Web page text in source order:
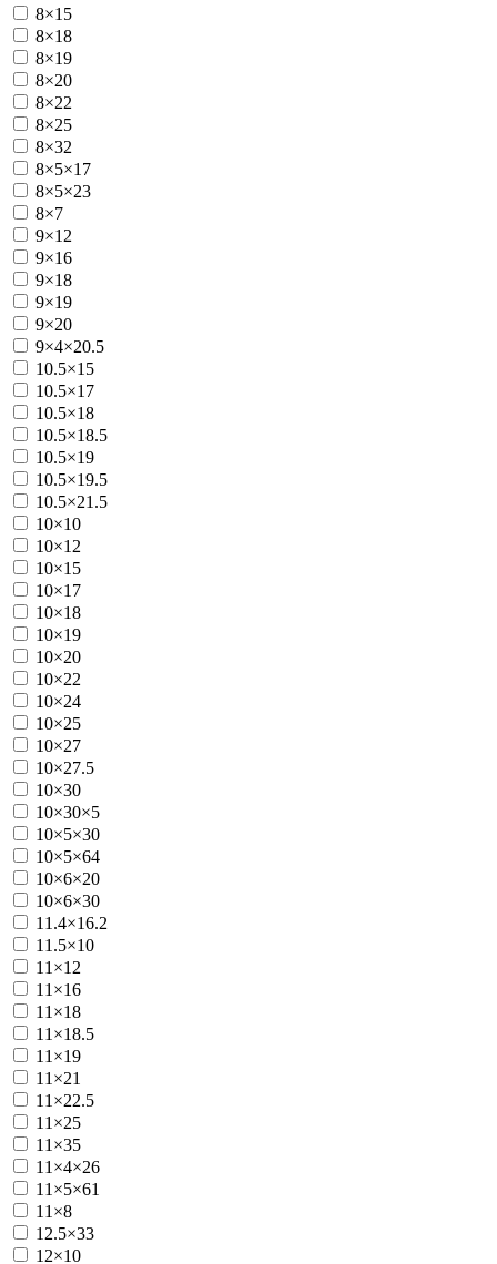
8×15
8×18
8×19
8×20
8×22
8×25
8×32
8×5×17
8×5×23
8×7
9×12
9×16
9×18
9×19
9×20
9×4×20.5
10.5×15
10.5×17
10.5×18
10.5×18.5
10.5×19
10.5×19.5
10.5×21.5
10×10
10×12
10×15
10×17
10×18
10×19
10×20
10×22
10×24
10×25
10×27
10×27.5
10×30
10×30×5
10×5×30
10×5×64
10×6×20
10×6×30
11.4×16.2
11.5×10
11×12
11×16
11×18
11×18.5
11×19
11×21
11×22.5
11×25
11×35
11×4×26
11×5×61
11×8
12.5×33
12×10